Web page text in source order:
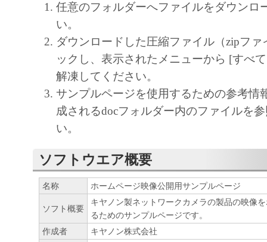
とに同意されたものとします。本契約の条
い場合は、お客様はキヤノンより「許諾ソ
使用許諾を受けることができず、「許諾ソ
使用することはできません。お客様は「許
ア」のインストールを行わないで下さい。
１．権利の留保
(1) 「許諾ソフトウェア」に関する著作権
は、キヤノンまたはキヤノンのライセンサ
す。
(2) 本契約に明示的に定める場合を除き、
ヤノンのライセンサーのいかなる知的財産
と黙示たるとを問わず、お客様に譲渡また
のではありません。
任意のフォルダーへファイルをダウンロ
い。
ダウンロードした圧縮ファイル（zipファ
ックし、表示されたメニューから [すべ
解凍してください。
サンプルページを使用するための参考情
成されるdocフォルダー内のファイルを
い。
ソフトウエア概要
名称 ホームページ映像公開用サンプルページ
ソフト概要
キヤノン製ネットワークカメラの製品の映像
るためのサンプルページです。
作成者
キヤノン株式会社